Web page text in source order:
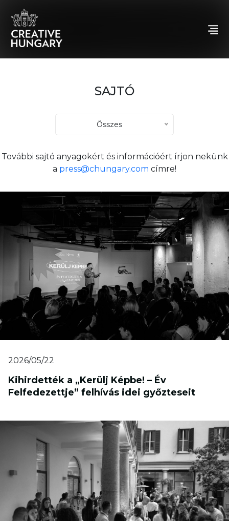
SAJTÓ
Összes
További sajtó anyagokért és információért írjon nekünk
a press@chungary.com címre!
2026/05/22
Kihirdették a „Kerülj Képbe! – Év
Felfedezettje” felhívás idei győzteseit